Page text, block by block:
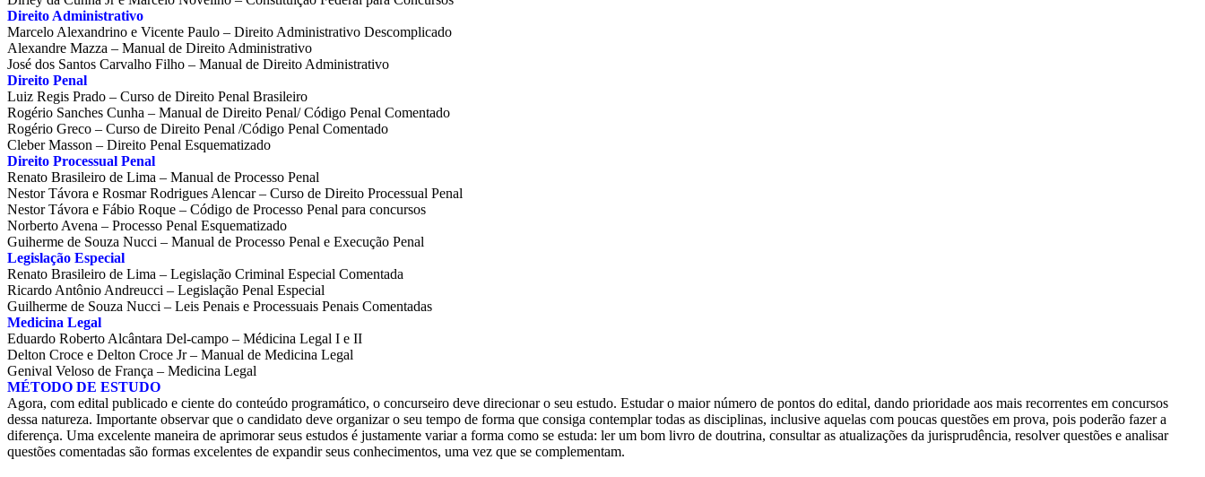
Direito Administrativo
Marcelo Alexandrino e Vicente Paulo – Direito Administrativo Descomplicado
Alexandre Mazza – Manual de Direito Administrativo
José dos Santos Carvalho Filho – Manual de Direito Administrativo
Direito Penal
Luiz Regis Prado – Curso de Direito Penal Brasileiro
Rogério Sanches Cunha – Manual de Direito Penal/ Código Penal Comentado
Rogério Greco – Curso de Direito Penal /Código Penal Comentado
Cleber Masson – Direito Penal Esquematizado
Direito Processual Penal
Renato Brasileiro de Lima – Manual de Processo Penal
Nestor Távora e Rosmar Rodrigues Alencar – Curso de Direito Processual Penal
Nestor Távora e Fábio Roque – Código de Processo Penal para concursos
Norberto Avena – Processo Penal Esquematizado
Guiherme de Souza Nucci – Manual de Processo Penal e Execução Penal
Legislação Especial
Renato Brasileiro de Lima – Legislação Criminal Especial Comentada
Ricardo Antônio Andreucci – Legislação Penal Especial
Guilherme de Souza Nucci – Leis Penais e Processuais Penais Comentadas
Medicina Legal
Eduardo Roberto Alcântara Del-campo – Médicina Legal I e II
Delton Croce e Delton Croce Jr – Manual de Medicina Legal
Genival Veloso de França – Medicina Legal
MÉTODO DE ESTUDO
Agora, com edital publicado e ciente do conteúdo programático, o concurseiro deve direcionar o seu estudo. Estudar o maior número de pontos do edital, dando prioridade aos mais recorrentes em concursos
dessa natureza. Importante observar que o candidato deve organizar o seu tempo de forma que consiga contemplar todas as disciplinas, inclusive aquelas com poucas questões em prova, pois poderão fazer a
diferença. Uma excelente maneira de aprimorar seus estudos é justamente variar a forma como se estuda: ler um bom livro de doutrina, consultar as atualizações da jurisprudência, resolver questões e analisar
questões comentadas são formas excelentes de expandir seus conhecimentos, uma vez que se complementam.